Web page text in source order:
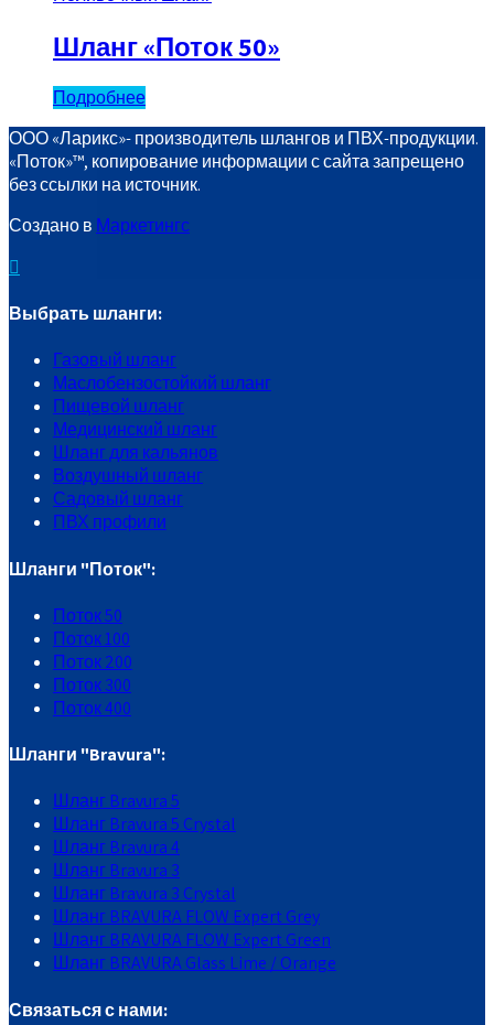
Шланг «Поток 50»
Подробнее
ООО «Ларикс»- производитель шлангов и ПВХ-продукции.
«Поток»™️, копирование информации с сайта запрещено
без ссылки на источник.
Создано в Маркетингс
Выбрать шланги:
Газовый шланг
Маслобензостойкий шланг
Пищевой шланг
Медицинский шланг
Шланг для кальянов
Воздушный шланг
Садовый шланг
ПВХ профили
Шланги "Поток":
Поток 50
Поток 100
Поток 200
Поток 300
Поток 400
Шланги "Bravura":
Шланг Bravura 5
Шланг Bravura 5 Crystal
Шланг Bravura 4
Шланг Bravura 3
Шланг Bravura 3 Crystal
Шланг BRAVURA FLOW Expert Grey
Шланг BRAVURA FLOW Expert Green
Шланг BRAVURA Glass Lime / Orange
Связаться с нами: